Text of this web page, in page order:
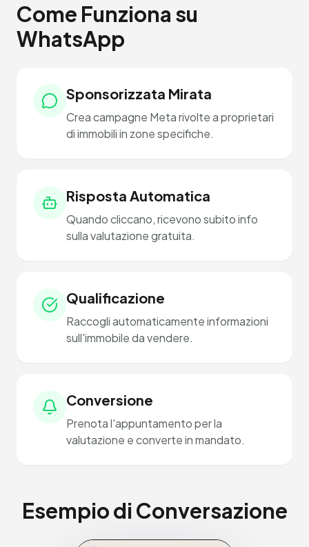
Come Funziona su
WhatsApp
Sponsorizzata Mirata
Crea campagne Meta rivolte a proprietari
di immobili in zone specifiche.
Risposta Automatica
Quando cliccano, ricevono subito info
sulla valutazione gratuita.
Qualificazione
Raccogli automaticamente informazioni
sull'immobile da vendere.
Conversione
Prenota l'appuntamento per la
valutazione e converte in mandato.
Esempio di Conversazione